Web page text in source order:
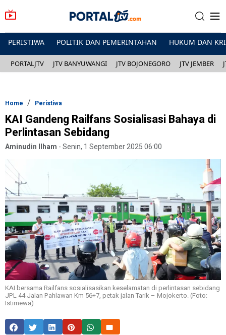
PERISTIWA POLITIK DAN PEMERINTAHAN HUKUM DAN
PORTALJTV JTV BANYUWANGI JTV BOJONEGORO JTV JEMBER
Home Peristiwa
KAI Gandeng Railfans Sosialisasi Bahaya di
Perlintasan Sebidang
Aminudin Ilham -Senin, 1 September 2025 06:00
KAI bersama Railfans sosialisasikan keselamatan di perlintasan sebidang
JPL 44 Jalan Pahlawan Km 56+7, petak jalan Tarik – Mojokerto. (Foto:
Istimewa)